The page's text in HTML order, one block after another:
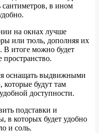
сантиметров, в ином
на окнах лучше
или тюль, дополняя их
В итоге можно будет
пространство.
оснащать выдвижными
которые будут там
доступности.
подставки и
в которых будет удобно
и соль.